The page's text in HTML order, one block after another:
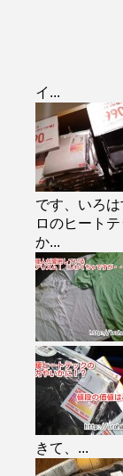
イ...
です、いろ
ロのヒート
か...
きて、...